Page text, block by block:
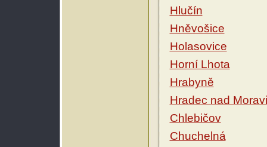
Hlučín
Hněvošice
Holasovice
Horní Lhota
Hrabyně
Hradec nad
Chlebičov
Chuchelná